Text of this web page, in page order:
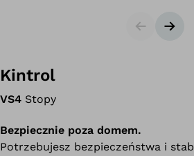
Slajdy
Kintrol
VS4 Stopy
Bezpiecznie poza domem.
Potrzebujesz bezpieczeństwa i